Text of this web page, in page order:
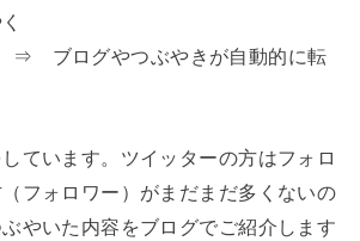
⇒ ブログやつぶやきが自動的に転
ています。ツイッターの方はフォロ
フォロワー）がまだまだ多くないの
やいた内容をブログでご紹介します